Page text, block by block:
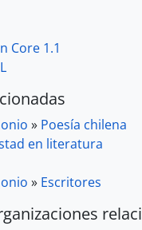
Core 1.1
» Poesía chilena
en literatura
» Escritores